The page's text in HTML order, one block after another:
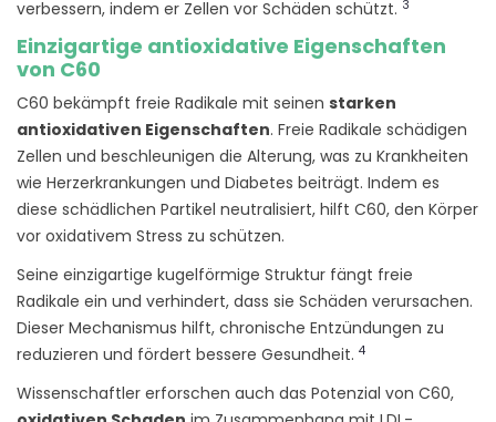
verbessern, indem er Zellen vor Schäden schützt. 3
Einzigartige antioxidative Eigenschaften
von C60
C60 bekämpft freie Radikale mit seinen starken
antioxidativen Eigenschaften. Freie Radikale schädigen
Zellen und beschleunigen die Alterung, was zu Krankheiten
wie Herzerkrankungen und Diabetes beiträgt. Indem es
diese schädlichen Partikel neutralisiert, hilft C60, den Körper
vor oxidativem Stress zu schützen.
Seine einzigartige kugelförmige Struktur fängt freie
Radikale ein und verhindert, dass sie Schäden verursachen.
Dieser Mechanismus hilft, chronische Entzündungen zu
reduzieren und fördert bessere Gesundheit. 4
Wissenschaftler erforschen auch das Potenzial von C60,